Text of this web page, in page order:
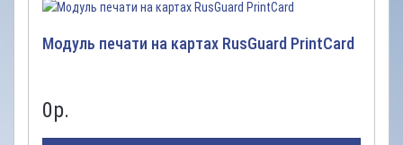
Модуль печати на картах RusGuard PrintCard
0р.